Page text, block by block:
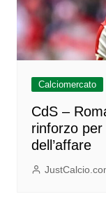
Calciomercato
CdS –
rinforzo
dell’affare